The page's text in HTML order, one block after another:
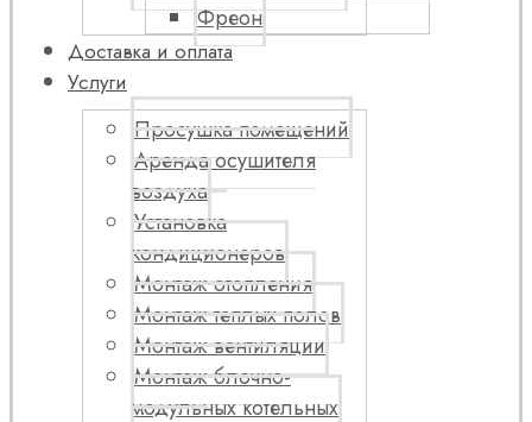
Фреон
Доставка и оплата
Услуги
Просушка помещений
Аренда осушителя
воздуха
Установка
кондиционеров
Монтаж отопления
Монтаж теплых полов
Монтаж вентиляции
Монтаж блочно-
модульных котельных